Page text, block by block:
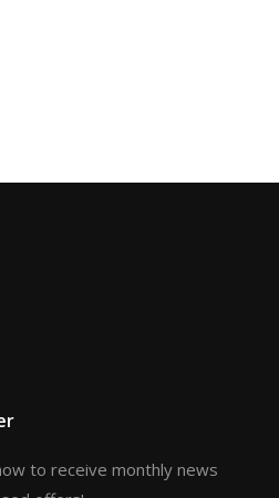
to receive monthly news